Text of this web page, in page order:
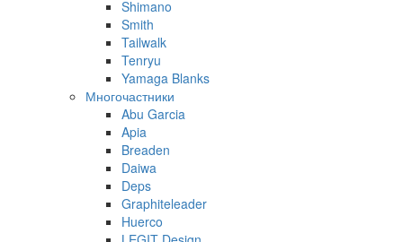
Shimano
Smith
Tailwalk
Tenryu
Yamaga Blanks
Многочастники
Abu Garcia
Apia
Breaden
Daiwa
Deps
Graphiteleader
Huerco